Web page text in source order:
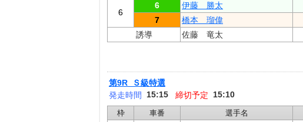
6
6 伊藤 勝太
7
橋本 瑠偉
誘導
佐藤 竜太
第9R Ｓ級特選
発走時間
15:15 締切予定 15:10
枠 車番 選手名